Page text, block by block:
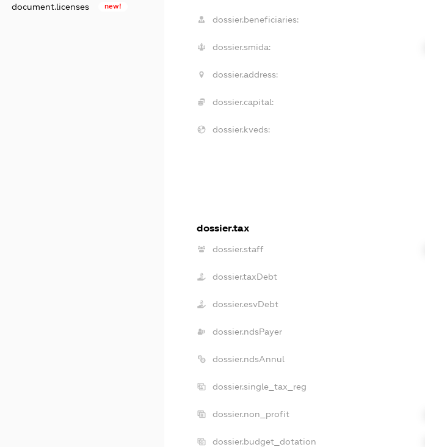
document.licenses new!
dossier.beneficiaries:
dossier.smida:
dossier.address:
dossier.capital:
dossier.kveds:
dossier.tax
dossier.staff
dossier.taxDebt
dossier.esvDebt
dossier.ndsPayer
dossier.ndsAnnul
dossier.single_tax_reg
dossier.non_profit
dossier.budget_dotation